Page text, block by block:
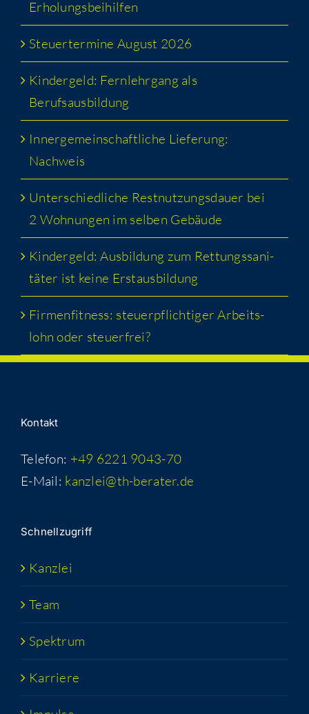
Erholungsbeihilfen
Steu­er­ter­mi­ne August 2026
Kin­der­geld: Fern­lehr­gang als
Berufsausbildung
Inner­ge­mein­schaft­li­che Lie­fe­rung:
Nachweis
Unter­schied­li­che Rest­nut­zungs­dau­er bei
2 Woh­nun­gen im sel­ben Gebäude
Kin­der­geld: Aus­bil­dung zum Ret­tungs­sa­ni­
tä­ter ist kei­ne Erstausbildung
Fir­men­fit­ness: steu­er­pflich­ti­ger Arbeits­
lohn oder steuerfrei?
Kon­takt
Telefon: +49 6221 9043-70
E-Mail: kanzlei@th-berater.de
Schnell­zu­griff
Kanz­lei
Team
Spek­trum
Kar­rie­re